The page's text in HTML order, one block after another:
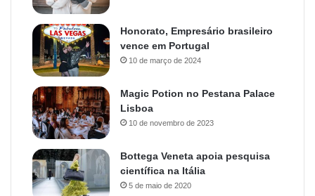
Honorato, Empresário brasileiro
vence em Portugal
10 de março de 2024
Magic Potion no Pestana Palace
Lisboa
10 de novembro de 2023
Bottega Veneta apoia pesquisa
científica na Itália
5 de maio de 2020